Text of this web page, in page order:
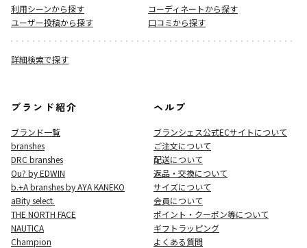
利用シーンから探す
コーディネートから探す
ユーザー投稿から探す
口コミから探す
詳細検索で探す
ブランド紹介
ブランド一覧
branshes
DRC branshes
Ou? by EDWIN
b.+A branshes by AYA KANEKO
aBity select.
THE NORTH FACE
NAUTICA
Champion
ヘルプ
ブランシェス公式ECサイトについて
ご注文について
配送について
返品・交換について
サイズについて
会員について
ポイント・クーポン等について
ギフトラッピング
よくある質問